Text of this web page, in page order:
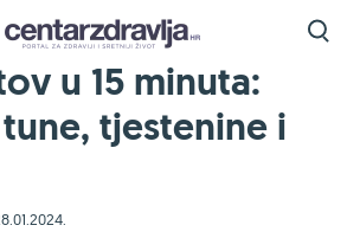
u 15 minuta:
tjestenine i